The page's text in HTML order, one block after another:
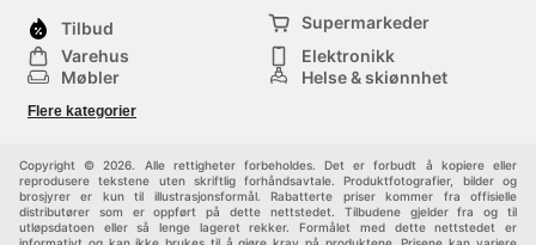
Tilbud
Supermarkeder
Varehus
Elektronikk
Møbler
Helse & skjønnhet
Sport
Flere kategorier
Copyright © 2026. Alle rettigheter forbeholdes. Det er forbudt å kopiere eller
reprodusere tekstene uten skriftlig forhåndsavtale. Produktfotografier, bilder og
brosjyrer er kun til illustrasjonsformål. Rabatterte priser kommer fra offisielle
distributører som er oppført på dette nettstedet. Tilbudene gjelder fra og til
utløpsdatoen eller så lenge lageret rekker. Formålet med dette nettstedet er